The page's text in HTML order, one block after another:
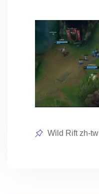
Posted
Wild Rift zh-tw